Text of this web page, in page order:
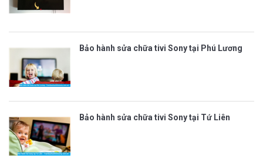
Bảo hành sửa chữa tivi Sony tại Phú Lương
Bảo hành sửa chữa tivi Sony tại Tứ Liên